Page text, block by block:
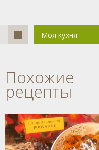
Моя кухня
Похожие
рецепты